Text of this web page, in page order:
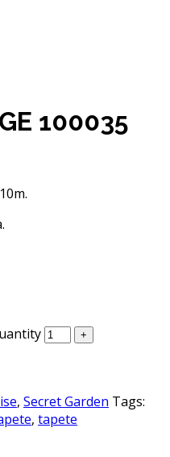
100035
, Secret Garden Tags:
, tapete